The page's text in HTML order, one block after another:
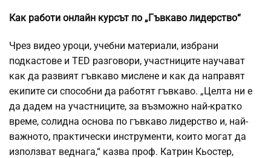
Как работи онлайн курсът по „Гъвкаво лидерство“
Чрез видео уроци, учебни материали, избрани
подкастове и TED разговори, участниците научават
как да развият гъвкаво мислене и как да направят
екипите си способни да работят гъвкаво. „Целта ни е
да дадем на участниците, за възможно най-кратко
време, солидна основа по гъвкаво лидерство и, най-
важното, практически инструменти, които могат да
използват веднага,“ казва проф. Катрин Кьостер,